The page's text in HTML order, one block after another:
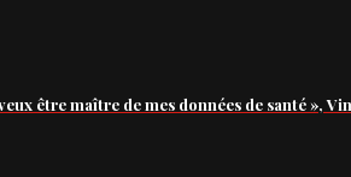
être maître de mes données de santé »,